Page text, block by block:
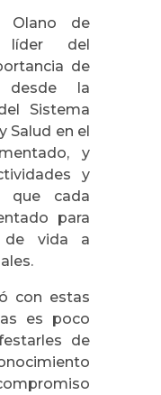
Olano de
líder del
de
desde la
Sistema
Salud en el
y
y
que cada
para
de vida a
con estas
es poco
de